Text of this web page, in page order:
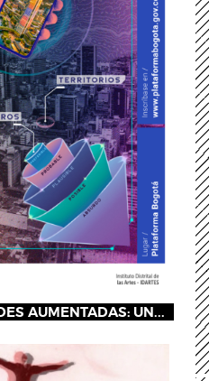
AUMENTADAS: UN...